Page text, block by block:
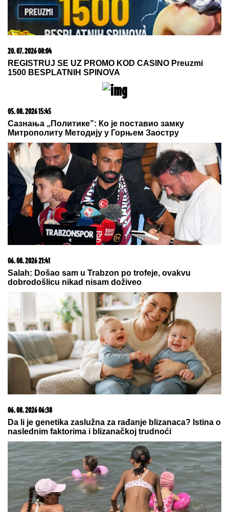
20. 07. 2026 08:04
REGISTRUJ SE UZ PROMO KOD CASINO Preuzmi
1500 BESPLATNIH SPINOVA
05. 08. 2026 15:45
Сазнања „Политике”: Ко је поставио замку
Митрополиту Методију у Горњем Заостру
06. 08. 2026 21:41
Salah: Došao sam u Trabzon po trofeje, ovakvu
dobrodošlicu nikad nisam doživeo
06. 08. 2026 06:38
Da li je genetika zaslužna za rađanje blizanaca? Istina o
naslednim faktorima i blizanačkoj trudnoći